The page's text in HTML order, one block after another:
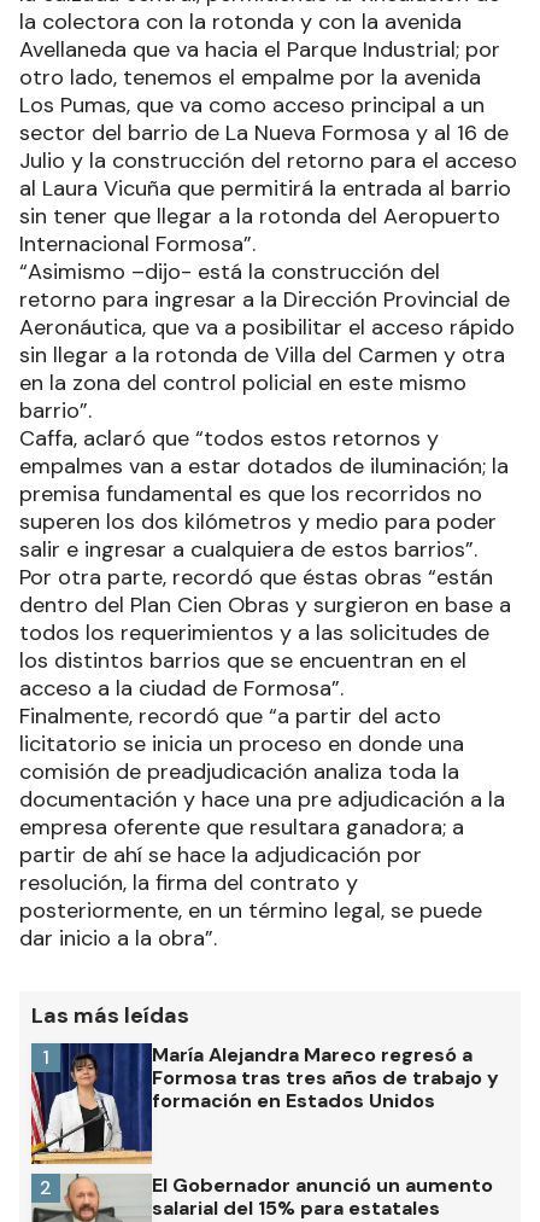
la colectora con la rotonda y con la avenida
Avellaneda que va hacia el Parque Industrial; por
otro lado, tenemos el empalme por la avenida
Los Pumas, que va como acceso principal a un
sector del barrio de La Nueva Formosa y al 16 de
Julio y la construcción del retorno para el acceso
al Laura Vicuña que permitirá la entrada al barrio
sin tener que llegar a la rotonda del Aeropuerto
Internacional Formosa”.
“Asimismo –dijo- está la construcción del
retorno para ingresar a la Dirección Provincial de
Aeronáutica, que va a posibilitar el acceso rápido
sin llegar a la rotonda de Villa del Carmen y otra
en la zona del control policial en este mismo
barrio”.
Caffa, aclaró que “todos estos retornos y
empalmes van a estar dotados de iluminación; la
premisa fundamental es que los recorridos no
superen los dos kilómetros y medio para poder
salir e ingresar a cualquiera de estos barrios”.
Por otra parte, recordó que éstas obras “están
dentro del Plan Cien Obras y surgieron en base a
todos los requerimientos y a las solicitudes de
los distintos barrios que se encuentran en el
acceso a la ciudad de Formosa”.
Finalmente, recordó que “a partir del acto
licitatorio se inicia un proceso en donde una
comisión de preadjudicación analiza toda la
documentación y hace una pre adjudicación a la
empresa oferente que resultara ganadora; a
partir de ahí se hace la adjudicación por
resolución, la firma del contrato y
posteriormente, en un término legal, se puede
dar inicio a la obra”.
Las más leídas
María Alejandra Mareco regresó a
Formosa tras tres años de trabajo y
formación en Estados Unidos
1
El Gobernador anunció un aumento
salarial del 15% para estatales
2